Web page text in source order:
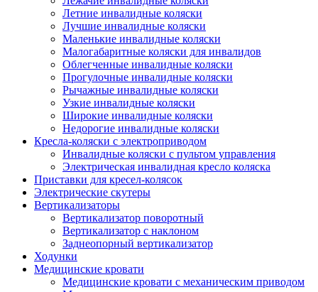
Летние инвалидные коляски
Лучшие инвалидные коляски
Маленькие инвалидные коляски
Малогабаритные коляски для инвалидов
Облегченные инвалидные коляски
Прогулочные инвалидные коляски
Рычажные инвалидные коляски
Узкие инвалидные коляски
Широкие инвалидные коляски
Недорогие инвалидные коляски
Кресла-коляски с электроприводом
Инвалидные коляски с пультом управления
Электрическая инвалидная кресло коляска
Приставки для кресел-колясок
Электрические скутеры
Вертикализаторы
Вертикализатор поворотный
Вертикализатор с наклоном
Заднеопорный вертикализатор
Ходунки
Медицинские кровати
Медицинские кровати с механическим приводом